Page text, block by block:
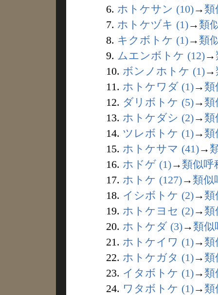
6. ホトケサン (10)→ 類
7. ホトケヅキ (1)→ 類
8. キクボトケ (1)→ 類
9. ムエンボトケ (12)→
10. ボンノホトケ (1)→
11. ホトケワダ (1)→ 類
12. ダリボトケ (5)→ 類
13. ホトケダシ (2)→ 類
14. ツレボトケ (1)→ 類
15. ホトケサマ (41)→
16. ホドゲ (1)→ 類似呼
17. ホトケ (127)→ 類似
18. イシボトケ (2)→ 類
19. ホトケヨセ (2)→ 類
20. ホトケダ (3)→ 類似
21. ホトケイワ (1)→ 類
22. ホトケガタ (1)→ 類
23. イタボトケ (1)→ 類
24. ワタボトケ (1)→ 類